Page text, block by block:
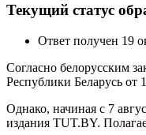
Текущий статус
Ответ получен 19
Согласно белорусским
Республики Беларусь
Однако, начиная с 7
издания TUT.BY.